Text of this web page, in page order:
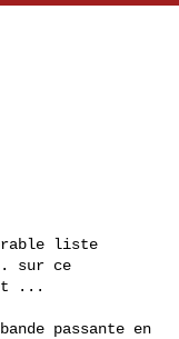
liste
sur ce
...
passante en